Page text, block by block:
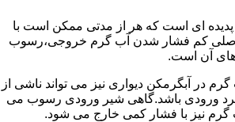
ای است که هر از مدتی ممکن است با
اصلی کم فشار شدن آب گرم خروجی،رسوب
های آن است.
در آبگرمکن دیواری نیز می تواند ناشی از
ورودی باشد.گاهی شیر ورودی رسوب می
گرم نیز با فشار کمی خارج می شود.